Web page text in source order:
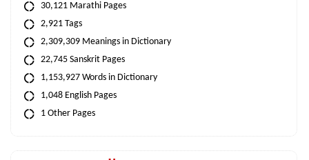
30,121 Marathi Pages
2,921 Tags
2,309,309 Meanings in Dictionary
22,745 Sanskrit Pages
1,153,927 Words in Dictionary
1,048 English Pages
1 Other Pages